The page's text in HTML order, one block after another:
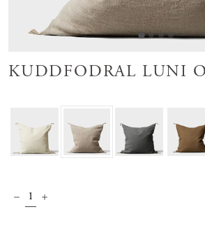
KUDDFODRAL LUNI